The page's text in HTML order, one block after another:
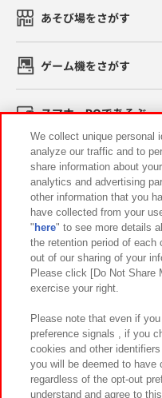
あそび場をさがす
ゲーム機をさがす
スマホ・PCであそぶ
イベント・キャンペーン
関連会社 サステ
プライバシーポリシー ウ
お取引先さまととも
カスタマーハラスメント対応方
We collect unique personal
analyze our traffic and to
share information about
analytics and advertising
other information that you
have collected from your
" here" to see more details
the retention period of
out of our sharing of your
Please click [Do Not Share
exercise your right.
Please note that even if
preference signals , if you
cookies and other
you will be deemed to have
regardless of the opt-out
understand and agree to